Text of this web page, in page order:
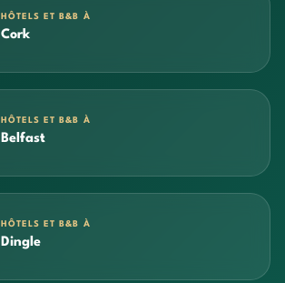
HÔTELS ET B&B À
Cork
HÔTELS ET B&B À
Belfast
HÔTELS ET B&B À
Dingle